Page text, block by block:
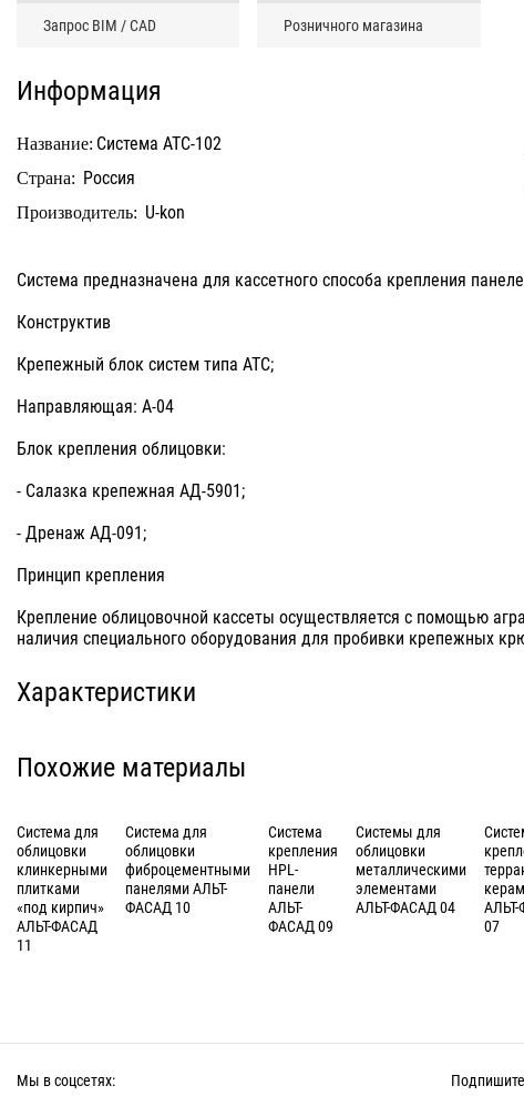
Запрос BIM / CAD Розничного магазина
Информация
Название: Система АТС-102
Страна: Россия
Производитель: U-kon
Система предназначена для кассетного способа крепления
Конструктив
Крепежный блок систем типа АТС;
Направляющая: А-04
Блок крепления облицовки:
- Салазка крепежная АД-5901;
- Дренаж АД-091;
Принцип крепления
Крепление облицовочной кассеты осуществляется с помощью
наличия специального оборудования для пробивки крепежных
Характеристики
Похожие материалы
Система для
облицовки
клинкерными
плитками
«под кирпич»
АЛЬТ-ФАСАД
11
Система для
облицовки
фиброцементными
панелями АЛЬТ-
ФАСАД 10
Система
крепления
HPL-
панели
АЛЬТ-
ФАСАД 09
Системы для
облицовки
металлическими
элементами
АЛЬТ-ФАСАД 04
07
Мы в соцсетях: